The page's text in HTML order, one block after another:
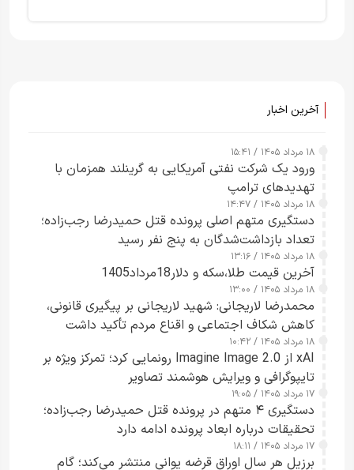
آخرین اخبار
۱۸ مرداد ۱۴۰۵ / ۱۵:۴۱
ورود یک شرکت نفتی آمریکایی به گرینلند همزمان با
تهدیدهای ترامپ
۱۸ مرداد ۱۴۰۵ / ۱۴:۴۷
دستگیری متهم اصلی پرونده قتل حمیدرضا رجب‌زاده؛
تعداد بازداشت‌شدگان به پنج نفر رسید
۱۸ مرداد ۱۴۰۵ / ۱۳:۱۶
آخرین قیمت طلا،سکه و دلار18مرداد1405
۱۸ مرداد ۱۴۰۵ / ۱۳:۰۰
محمدرضا لاریجانی: شهید لاریجانی بر پیگیری قانونی،
کاهش شکاف اجتماعی و اقناع مردم تأکید داشت
۱۸ مرداد ۱۴۰۵ / ۱۰:۴۲
xAI از Imagine Image 2.0 رونمایی کرد؛ تمرکز ویژه بر
تایپوگرافی و ویرایش هوشمند تصاویر
۱۷ مرداد ۱۴۰۵ / ۱۹:۰۵
دستگیری ۴ متهم در پرونده قتل حمیدرضا رجب‌زاده؛
تحقیقات درباره ابعاد پرونده ادامه دارد
۱۷ مرداد ۱۴۰۵ / ۱۸:۱۱
برزیل هر سال اوراق قرضه یوانی منتشر می‌کند؛ گام